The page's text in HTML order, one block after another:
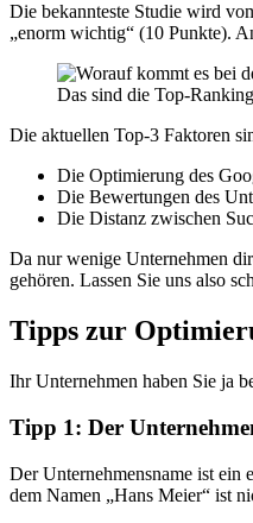
Die bekannteste Studie wird
„enorm wichtig“ (10 Punkte).
Das sind die Top-
Die aktuellen Top-3 Faktoren
Die Optimierung des
Die Bewertungen des
Die Distanz zwischen
Da nur wenige Unternehmen
gehören. Lassen Sie uns also
Tipps zur
Ihr Unternehmen haben Sie ja
Tipp 1: Der
Der Unternehmensname ist
dem Namen „Hans Meier“ ist